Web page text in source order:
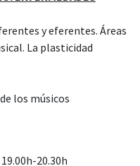
y eferentes. Áreas
La plasticidad
los músicos
20.30h